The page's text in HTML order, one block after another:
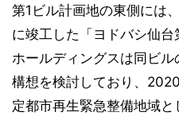
第1ビル計画地の東側には
に竣工した「ヨドバシ仙
ホールディングスは同ビ
構想を検討しており、
定都市再生緊急整備地域